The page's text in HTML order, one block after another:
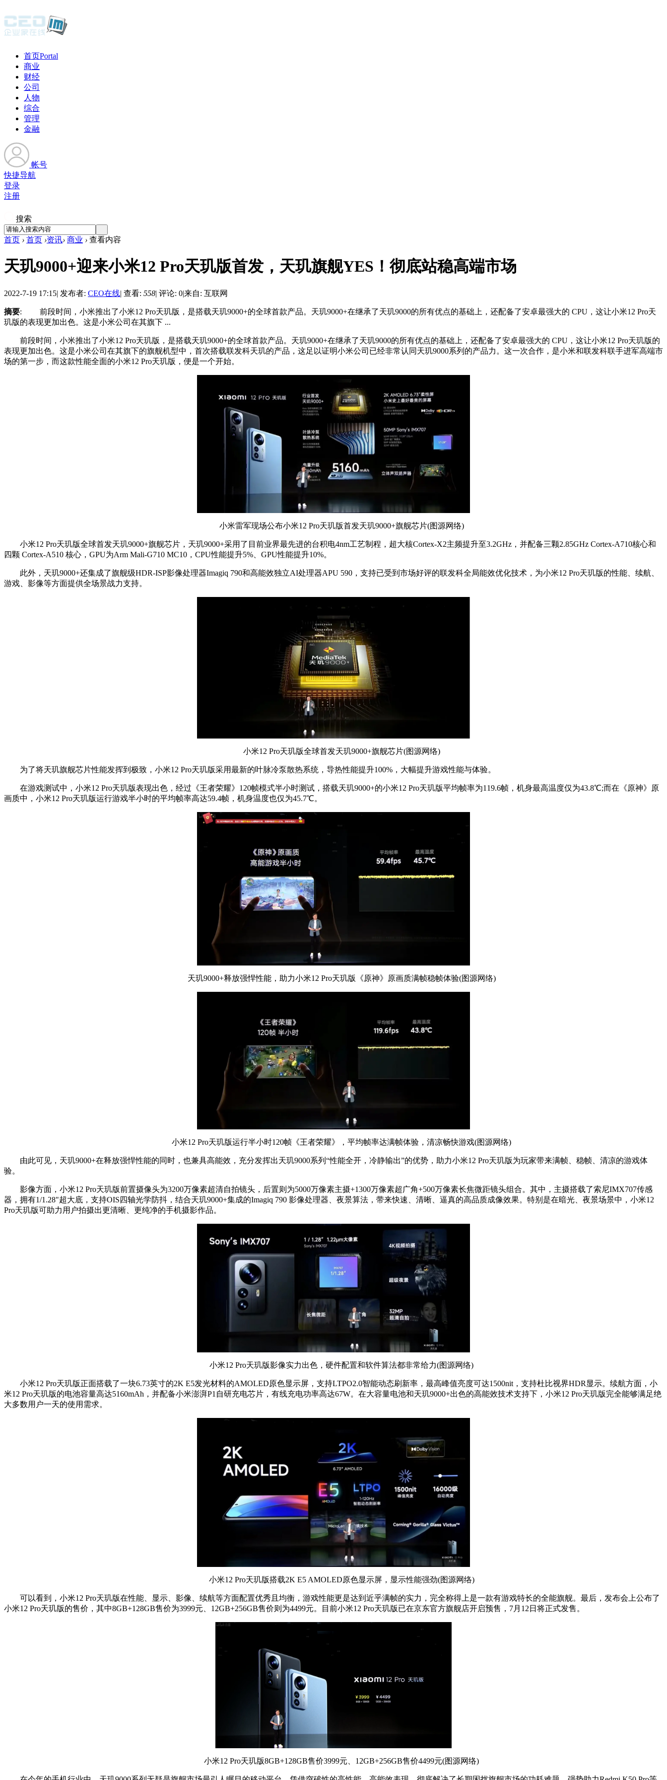
首页Portal
商业
财经
公司
人物
综合
管理
金融
帐号
快捷导航
登录
注册
搜索
首页 › 首页 ›资讯› 商业 › 查看内容
天玑9000+迎来小米12 Pro天玑版首发，天玑旗舰YES！彻底站稳高端市场
2022-7-19 17:15| 发布者: CEO在线| 查看: 558| 评论: 0|来自: 互联网
摘要: 前段时间，小米推出了小米12 Pro天玑版，是搭载天玑9000+的全球首款产品。天玑9000+在继承了天玑9000的所有优点的基础上，还配备了安卓最强大的 CPU，这让小米12 Pro天
玑版的表现更加出色。这是小米公司在其旗下 ...
前段时间，小米推出了小米12 Pro天玑版，是搭载天玑9000+的全球首款产品。天玑9000+在继承了天玑9000的所有优点的基础上，还配备了安卓最强大的 CPU，这让小米12 Pro天玑版的
表现更加出色。这是小米公司在其旗下的旗舰机型中，首次搭载联发科天玑的产品，这足以证明小米公司已经非常认同天玑9000系列的产品力。这一次合作，是小米和联发科联手进军高端市
场的第一步，而这款性能全面的小米12 Pro天玑版，便是一个开始。
小米雷军现场公布小米12 Pro天玑版首发天玑9000+旗舰芯片(图源网络)
小米12 Pro天玑版全球首发天玑9000+旗舰芯片，天玑9000+采用了目前业界最先进的台积电4nm工艺制程，超大核Cortex-X2主频提升至3.2GHz，并配备三颗2.85GHz Cortex-A710核心和
四颗 Cortex-A510 核心，GPU为Arm Mali-G710 MC10，CPU性能提升5%、GPU性能提升10%。
此外，天玑9000+还集成了旗舰级HDR-ISP影像处理器Imagiq 790和高能效独立AI处理器APU 590，支持已受到市场好评的联发科全局能效优化技术，为小米12 Pro天玑版的性能、续航、
游戏、影像等方面提供全场景战力支持。
小米12 Pro天玑版全球首发天玑9000+旗舰芯片(图源网络)
为了将天玑旗舰芯片性能发挥到极致，小米12 Pro天玑版采用最新的叶脉冷泵散热系统，导热性能提升100%，大幅提升游戏性能与体验。
在游戏测试中，小米12 Pro天玑版表现出色，经过《王者荣耀》120帧模式半小时测试，搭载天玑9000+的小米12 Pro天玑版平均帧率为119.6帧，机身最高温度仅为43.8℃;而在《原神》原
画质中，小米12 Pro天玑版运行游戏半小时的平均帧率高达59.4帧，机身温度也仅为45.7℃。
天玑9000+释放强悍性能，助力小米12 Pro天玑版《原神》原画质满帧稳帧体验(图源网络)
小米12 Pro天玑版运行半小时120帧《王者荣耀》，平均帧率达满帧体验，清凉畅快游戏(图源网络)
由此可见，天玑9000+在释放强悍性能的同时，也兼具高能效，充分发挥出天玑9000系列“性能全开，冷静输出”的优势，助力小米12 Pro天玑版为玩家带来满帧、稳帧、清凉的游戏体
验。
影像方面，小米12 Pro天玑版前置摄像头为3200万像素超清自拍镜头，后置则为5000万像素主摄+1300万像素超广角+500万像素长焦微距镜头组合。其中，主摄搭载了索尼IMX707传感
器，拥有1/1.28"超大底，支持OIS四轴光学防抖，结合天玑9000+集成的Imagiq 790 影像处理器、夜景算法，带来快速、清晰、逼真的高品质成像效果。特别是在暗光、夜景场景中，小米12
Pro天玑版可助力用户拍摄出更清晰、更纯净的手机摄影作品。
小米12 Pro天玑版影像实力出色，硬件配置和软件算法都非常给力(图源网络)
小米12 Pro天玑版正面搭载了一块6.73英寸的2K E5发光材料的AMOLED原色显示屏，支持LTPO2.0智能动态刷新率，最高峰值亮度可达1500nit，支持杜比视界HDR显示。续航方面，小
米12 Pro天玑版的电池容量高达5160mAh，并配备小米澎湃P1自研充电芯片，有线充电功率高达67W。在大容量电池和天玑9000+出色的高能效技术支持下，小米12 Pro天玑版完全能够满足绝
大多数用户一天的使用需求。
小米12 Pro天玑版搭载2K E5 AMOLED原色显示屏，显示性能强劲(图源网络)
可以看到，小米12 Pro天玑版在性能、显示、影像、续航等方面配置优秀且均衡，游戏性能更是达到近乎满帧的实力，完全称得上是一款有游戏特长的全能旗舰。最后，发布会上公布了
小米12 Pro天玑版的售价，其中8GB+128GB售价为3999元、12GB+256GB售价则为4499元。目前小米12 Pro天玑版已在京东官方旗舰店开启预售，7月12日将正式发售。
小米12 Pro天玑版8GB+128GB售价3999元、12GB+256GB售价4499元(图源网络)